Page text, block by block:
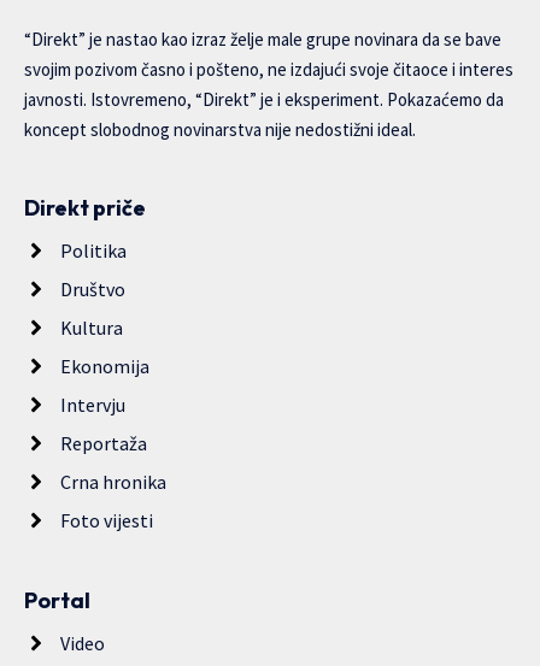
“Direkt” je nastao kao izraz želje male grupe novinara da se bave
svojim pozivom časno i pošteno, ne izdajući svoje čitaoce i interes
javnosti. Istovremeno, “Direkt” je i eksperiment. Pokazaćemo da
koncept slobodnog novinarstva nije nedostižni ideal.
Direkt priče
Politika
Društvo
Kultura
Ekonomija
Intervju
Reportaža
Crna hronika
Foto vijesti
Portal
Video